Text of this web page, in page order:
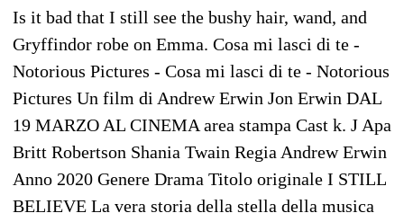
Is it bad that I still see the bushy hair, wand, and
Gryffindor robe on Emma. Cosa mi lasci di te -
Notorious Pictures - Cosa mi lasci di te - Notorious
Pictures Un film di Andrew Erwin Jon Erwin DAL
19 MARZO AL CINEMA area stampa Cast k. J Apa
Britt Robertson Shania Twain Regia Andrew Erwin
Anno 2020 Genere Drama Titolo originale I STILL
BELIEVE La vera storia della stella della musica